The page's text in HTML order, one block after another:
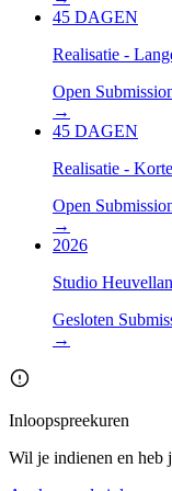
45 DAGEN
Realisatie -
Open
→
45 DAGEN
Realisatie -
Open
→
2026
Studio
Gesloten
→
Inloopspreekuren
Wil je indienen en heb